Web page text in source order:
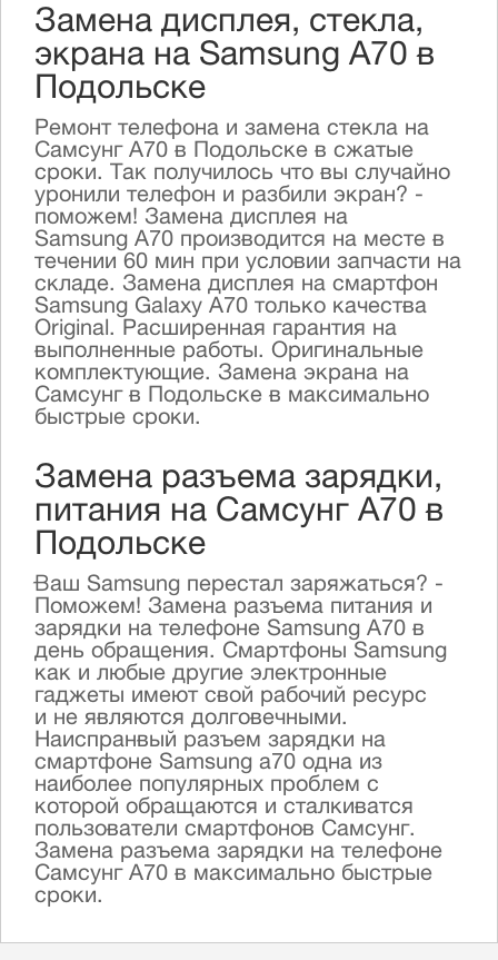
Замена дисплея, стекла,
экрана на Samsung A70 в
Подольске
Ремонт телефона и замена стекла на
Самсунг А70 в Подольске в сжатые
сроки. Так получилось что вы случайно
уронили телефон и разбили экран? -
поможем! Замена дисплея на
Samsung А70 производится на месте в
течении 60 мин при условии запчасти на
складе. Замена дисплея на смартфон
Samsung Galaxy А70 только качества
Original. Расширенная гарантия на
выполненные работы. Оригинальные
комплектующие. Замена экрана на
Самсунг в Подольске в максимально
быстрые сроки.
Замена разъема зарядки,
питания на Самсунг А70 в
Подольске
Ваш Samsung перестал заряжаться? -
Поможем! Замена разъема питания и
зарядки на телефоне Samsung A70 в
день обращения. Смартфоны Samsung
как и любые другие электронные
гаджеты имеют свой рабочий ресурc
и не являются долговечными.
Наиспранвый разъем зарядки на
смартфоне Samsung a70 одна из
наиболее популярных проблем с
которой обращаются и сталкиватся
пользователи смартфонов Самсунг.
Замена разъема зарядки на телефоне
Самсунг А70 в максимально быстрые
сроки.